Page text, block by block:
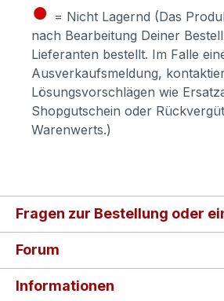
● = Nicht Lagernd (Das
nach Bearbeitung Deiner
Lieferanten bestellt. Im Falle
Ausverkaufsmeldung,
Lösungsvorschlägen wie
Shopgutschein oder
Warenwerts.)
Fragen zur Bestellung oder
Forum
Informationen